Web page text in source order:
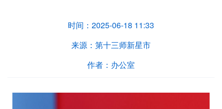
时间： 2025-06-18 11:33
来源： 第十三师新星市
作者： 办公室